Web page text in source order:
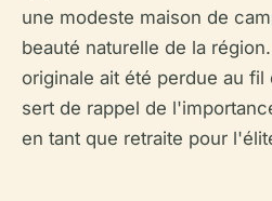
une modeste maison de
beauté naturelle de la
originale ait été perdue au
sert de rappel de
en tant que retraite pour